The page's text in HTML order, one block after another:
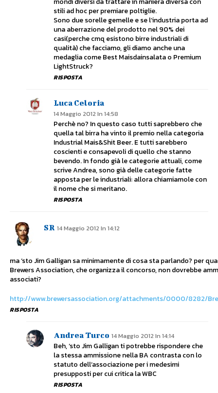
stili ad hoc per premiare poltiglie.
Sono due sorelle gemelle e se l’industria porta ad
una aberrazione del prodotto nel 90% dei
casi(perche cmq esistono birre industriali di
qualità) che facciamo, gli diamo anche una
medaglia come Best Maisdainsalata o Premium
LightStruck?
RISPOSTA
Luca Celoria
14 Maggio 2012 In 14:58
Perchè no? In questo caso tutti saprebbero che
quella tal birra ha vinto il premio nella categoria
Industrial Mais&Shit Beer. E tutti sarebbero
coscienti e consapevoli di quello che stanno
bevendo. In fondo già le categorie attuali, come
scrive Andrea, sono già delle categorie fatte
apposta per le industriali: allora chiamiamole con
il nome che si meritano.
RISPOSTA
SR 14 Maggio 2012 In 14:12
ma ‘sto Jim Galligan sa minimamente di cosa sta parlando? per
Brewers Association, che organizza il concorso, non dovrebbe
associati?
http://www.brewersassociation.org/attachments/0000/8282/
RISPOSTA
Andrea Turco 14 Maggio 2012 In 14:14
Beh, ‘sto Jim Galligan ti potrebbe rispondere che
la stessa ammissione nella BA contrasta con lo
statuto dell’associazione per i medesimi
presupposti per cui critica la WBC
RISPOSTA